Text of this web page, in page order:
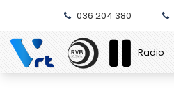
036 204 380
Radio